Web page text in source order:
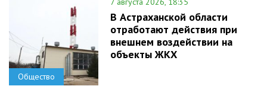
Общество
В Астраханской области
отработают действия при
внешнем воздействии на
объекты ЖКХ